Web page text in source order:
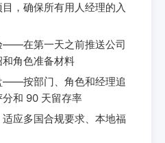
，确保所有用人经理的入
——在第一天之前推送公司
角色准备材料
——按部门、角色和经理追
和 90 天留存率
应多国合规要求、本地福